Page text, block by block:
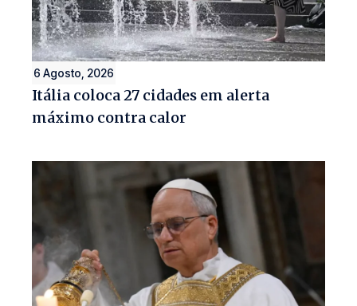
6 Agosto, 2026
Itália coloca 27 cidades em alerta
máximo contra calor